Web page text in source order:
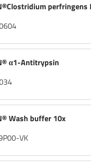
α1-Antitrypsin
Wash buffer 10x
VK